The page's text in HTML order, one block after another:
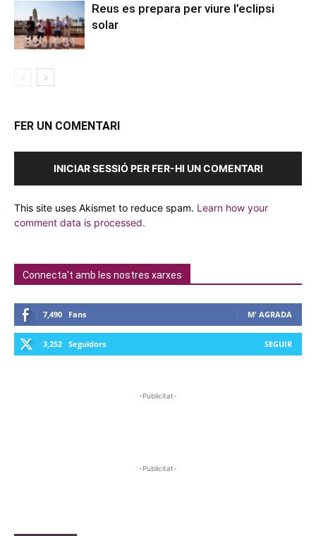
Reus es prepara per viure l’eclipsi
solar
FER UN COMENTARI
INICIAR SESSIÓ PER FER-HI UN COMENTARI
This site uses Akismet to reduce spam. Learn how your
comment data is processed.
Connecta't amb les nostres xarxes
7,490 Fans M' AGRADA
3,252 Seguidors SEGUIR
-Publicitat-
-Publicitat-